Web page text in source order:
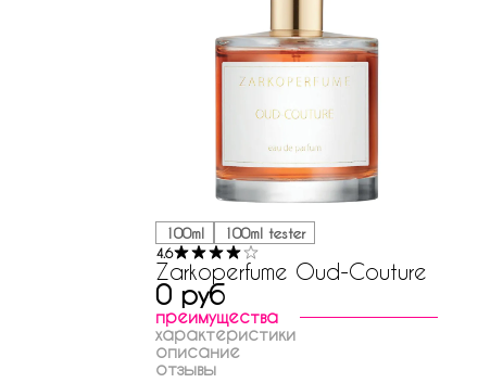
100ml 100ml tester
4.6
Zarkoperfume Oud-Couture
0 руб
преимущества
характеристики
описание
отзывы